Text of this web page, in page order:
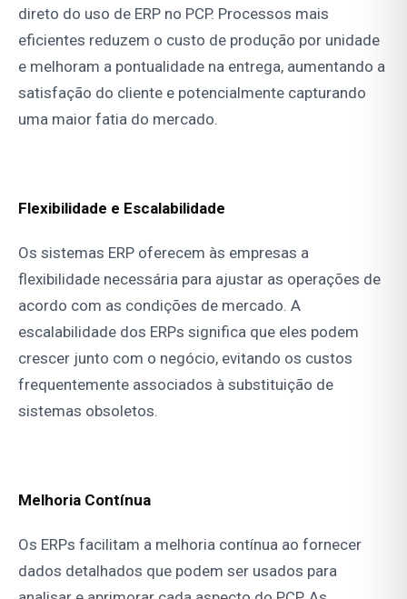
direto do uso de ERP no PCP. Processos mais
eficientes reduzem o custo de produção por unidade
e melhoram a pontualidade na entrega, aumentando a
satisfação do cliente e potencialmente capturando
uma maior fatia do mercado.
Flexibilidade e Escalabilidade
Os sistemas ERP oferecem às empresas a
flexibilidade necessária para ajustar as operações de
acordo com as condições de mercado. A
escalabilidade dos ERPs significa que eles podem
crescer junto com o negócio, evitando os custos
frequentemente associados à substituição de
sistemas obsoletos.
Melhoria Contínua
Os ERPs facilitam a melhoria contínua ao fornecer
dados detalhados que podem ser usados para